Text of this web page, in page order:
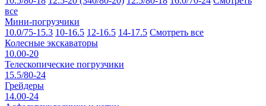
все
Мини-погрузчики
10.0/75-15.3 10-16.5 12-16.5 14-17.5 Смотреть все
Колесные экскаваторы
10.00-20
Телескопические погрузчики
15.5/80-24
Грейдеры
14.00-24